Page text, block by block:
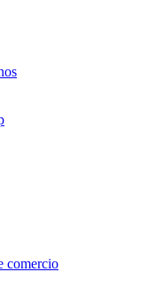
comercio